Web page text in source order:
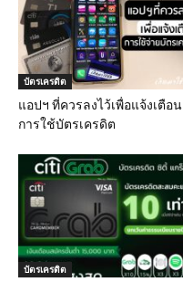
บัตรเครดิต
แอปฯ ที่ควรลงไว้เพื่อแจ้งเตือน
การใช้บัตรเครดิต
บัตรเครดิต